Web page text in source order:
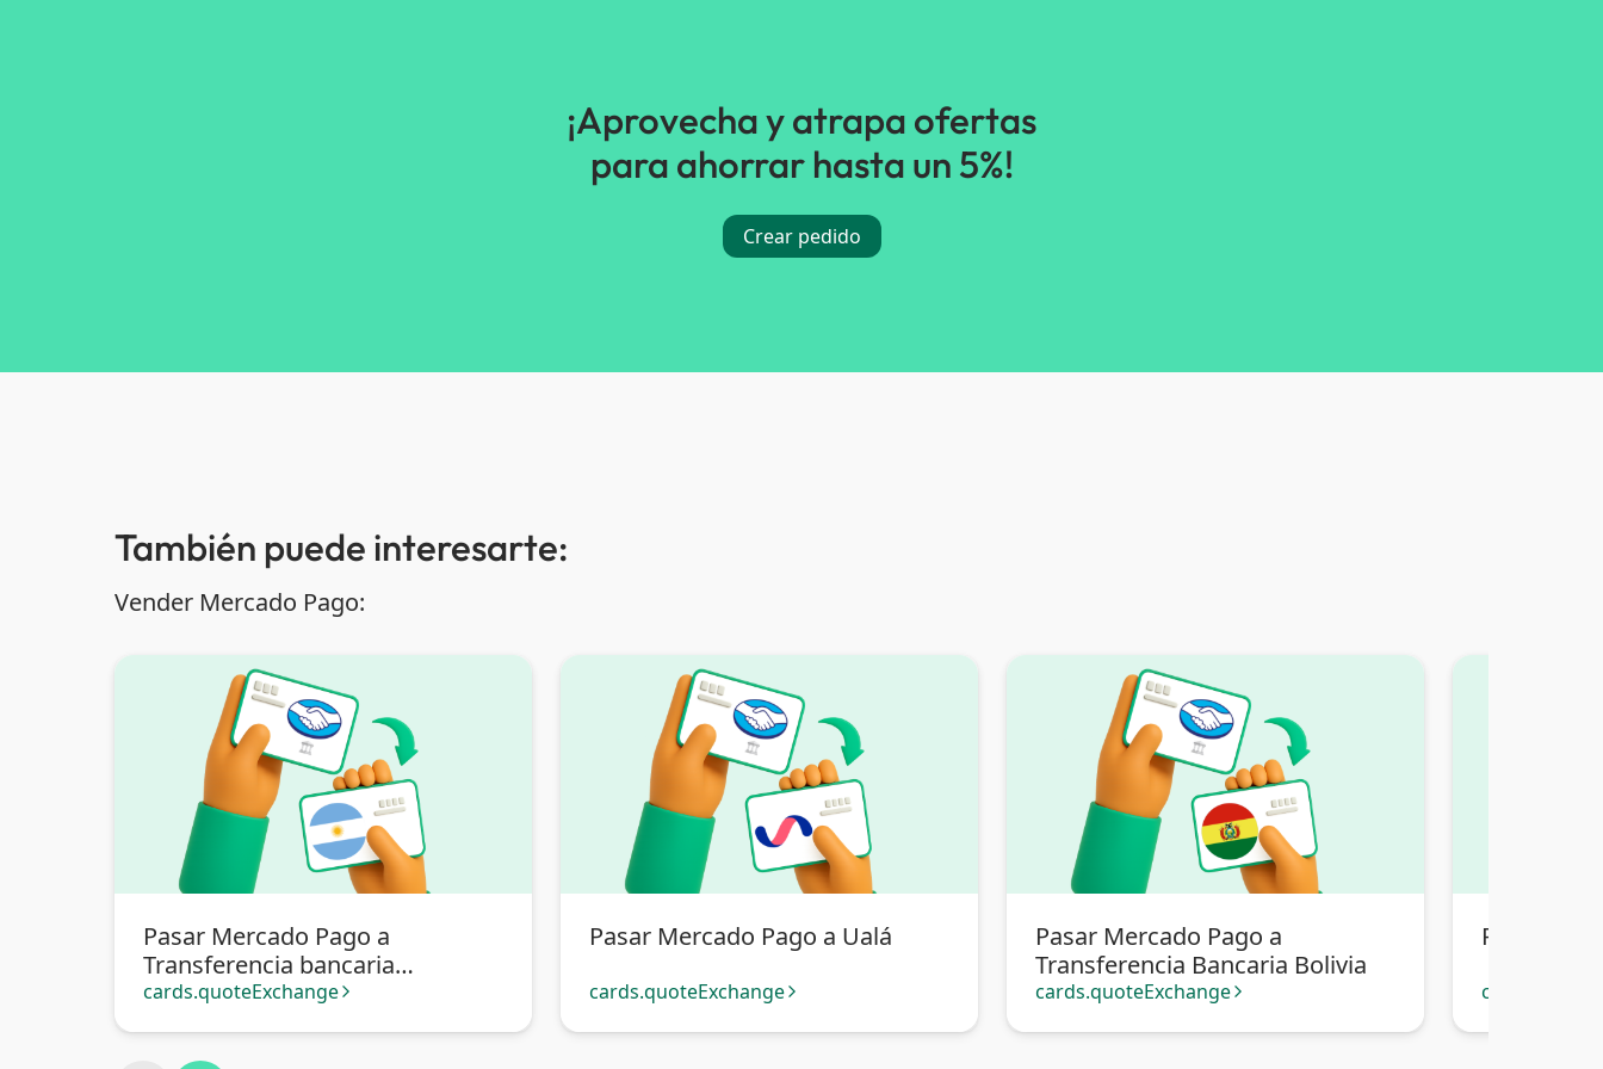
¡Aprovecha y atrapa ofertas
para ahorrar hasta un 5%!
Crear pedido
También puede interesarte:
Vender Mercado Pago:
Pasar Mercado Pago a
Transferencia bancaria
Argentina
cards.quoteExchange arrow_forward_ios
Pasar Mercado Pago a Ualá
cards.quoteExchange arrow_forward_ios
Pasar Mercado Pago a
Transferencia Bancaria Bolivia
cards.quoteExchange arrow_forward_ios
Pasar